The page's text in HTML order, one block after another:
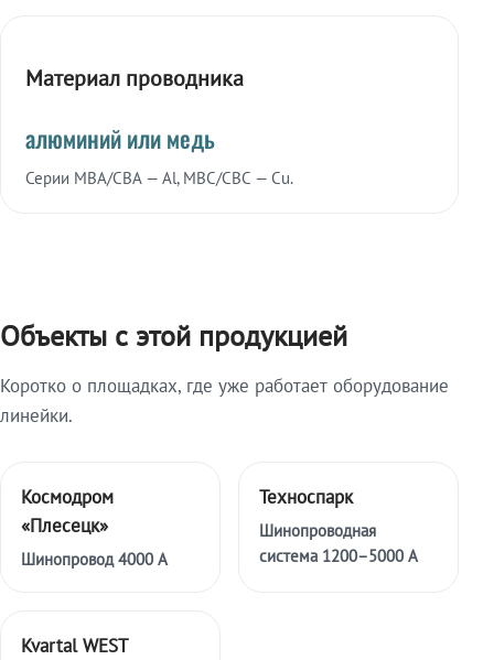
Материал проводника
алюминий или медь
Серии МВА/СВА — Al, МВС/СВС — Cu.
Объекты с этой продукцией
Коротко о площадках, где уже работает оборудование
линейки.
Космодром
«Плесецк»
Шинопровод 4000 А
Техноспарк
Шинопроводная
система 1200–5000 А
Kvartal WEST